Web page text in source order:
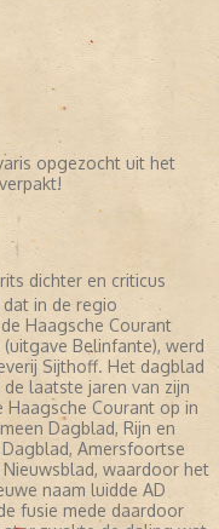
opgezocht uit het
dichter en criticus
in de regio
Haagsche Courant
Belinfante), werd
Sijthoff. Het dagblad
laatste jaren van zijn
Courant op in
Dagblad, Rijn en
Amersfoortse
waardoor het
naam luidde AD
fusie mede daardoor